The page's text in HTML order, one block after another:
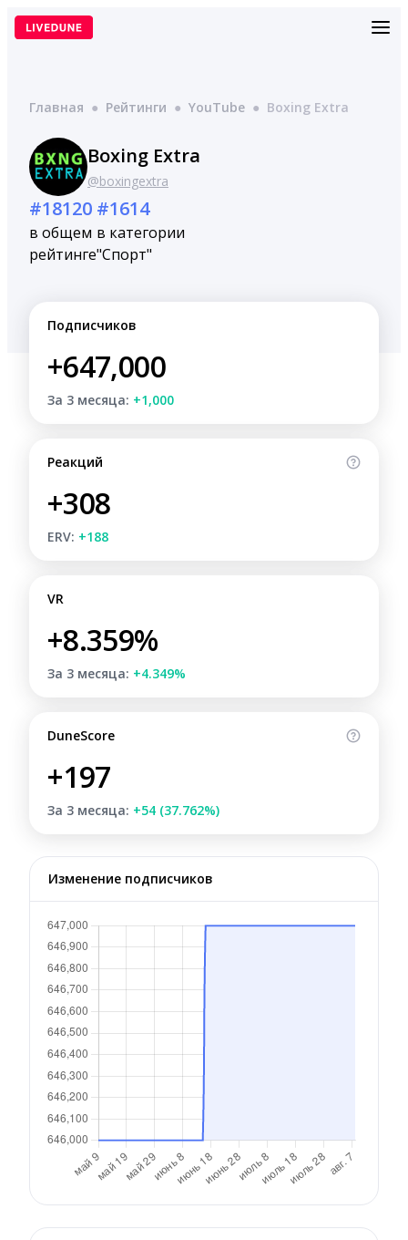
Перейти
Главная ● Рейтинги ● YouTube ● Boxing Extra
Boxing Extra
@boxingextra
#18120
в общем
рейтинге
#1614
в категории
"Спорт"
Подписчиков
+647,000
За 3 месяца: +1,000
Реакций
+308
ERV: +188
VR
+8.359%
За 3 месяца: +4.349%
DuneScore
+197
За 3 месяца: +54 (37.762%)
Изменение подписчиков